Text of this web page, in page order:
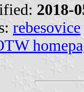
2018-
rebesovice